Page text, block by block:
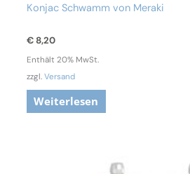
Konjac Schwamm von Meraki
€8,20
Enthält 20% MwSt.
zzgl.Versand
Weiterlesen